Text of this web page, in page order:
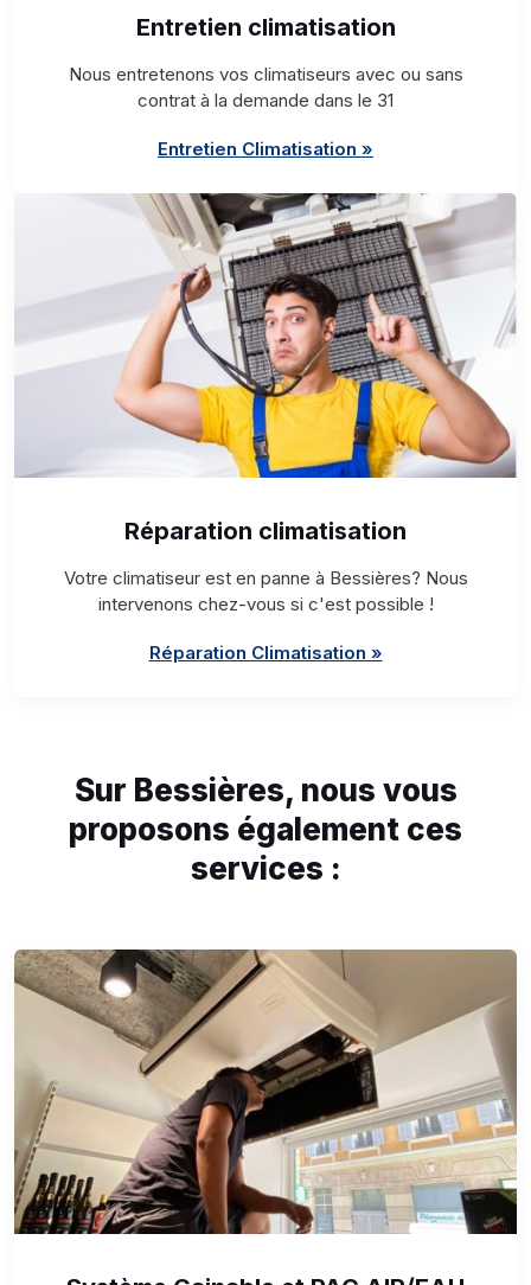
Entretien climatisation
Nous entretenons vos climatiseurs avec ou sans
contrat à la demande dans le 31
Entretien Climatisation »
Réparation climatisation
Votre climatiseur est en panne à Bessières? Nous
intervenons chez-vous si c'est possible !
Réparation Climatisation »
Sur Bessières, nous vous
proposons également ces
services :